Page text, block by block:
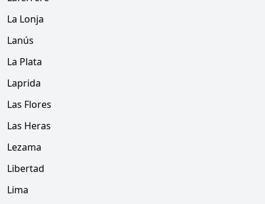
La Lonja
Lanús
La Plata
Laprida
Las Flores
Las Heras
Lezama
Libertad
Lima